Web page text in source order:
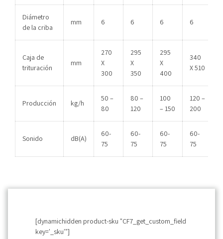
Diámetro
de la criba
mm 6 6 6 6
Caja de
trituración
mm
270
X
300
295
X
350
295
X
400
340
X 510
Producción kg/h
50 –
80
80 –
120
100
– 150
120 –
200
Sonido dB(A)
60-
75
60-
75
60-
75
60-
75
[dynamichidden product-sku "CF7_get_custom_field
key='_sku'"]